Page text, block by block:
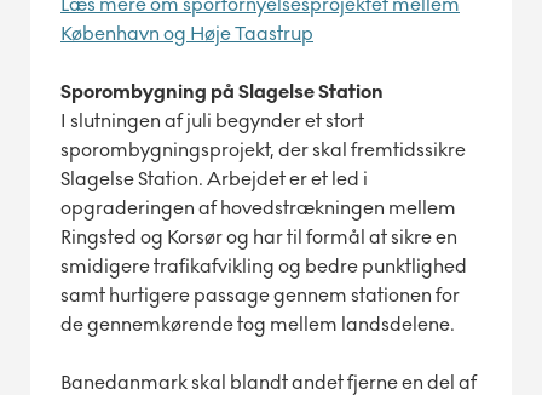
København og Høje Taastrup
Sporombygning på Slagelse Station
I slutningen af juli begynder et stort
sporombygningsprojekt, der skal fremtidssikre
Slagelse Station. Arbejdet er et led i
opgraderingen af hovedstrækningen mellem
Ringsted og Korsør og har til formål at sikre en
smidigere trafikafvikling og bedre punktlighed
samt hurtigere passage gennem stationen for
de gennemkørende tog mellem landsdelene.
Banedanmark skal blandt andet fjerne en del af